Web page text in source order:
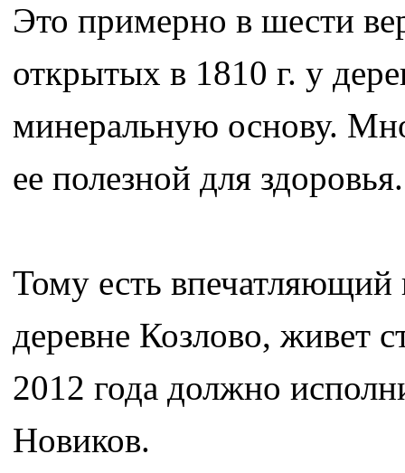
Это примерно в шести
открытых в 1810 г. у
минеральную основу.
ее полезной для здоровья.
Тому есть впечатляющий
деревне Козлово, живет
2012 года должно
Новиков.